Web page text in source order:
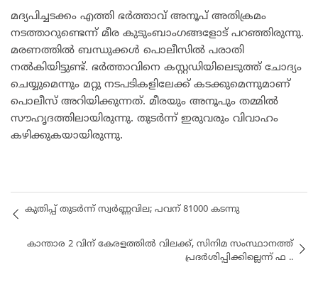
മദ്യപിച്ചടക്കം എത്തി ഭര്‍ത്താവ് അനൂപ് അതിക്രമം
നടത്താറുണ്ടെന്ന് മീര കുടുംബാംഗങ്ങളോട് പറഞ്ഞിരുന്നു.
മരണത്തിൽ ബന്ധുക്കള്‍ പൊലീസിൽ പരാതി
നൽകിയിട്ടുണ്ട്. ഭര്‍ത്താവിനെ കസ്റ്റഡിയിലെടുത്ത് ചോദ്യം
ചെയ്യുമെന്നും മറ്റു നടപടികളിലേക്ക് കടക്കുമെന്നുമാണ്
പൊലീസ് അറിയിക്കുന്നത്. മീരയും അനൂപും തമ്മിൽ
സൗഹൃദത്തിലായിരുന്നു. തുടര്‍ന്ന് ഇരുവരും വിവാഹം
കഴിക്കുകയായിരുന്നു.
കുതിപ്പ് തുടര്‍ന്ന് സ്വര്‍ണ്ണവില; പവന് 81000 കടന്നു
കാന്താര 2 വിന് കേരളത്തിൽ വിലക്ക്, സിനിമ സംസ്ഥാനത്ത്
പ്രദർശിപ്പിക്കില്ലെന്ന് ഫ ..